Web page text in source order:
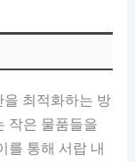
최적화하는 방
작은 물품들을
를 통해 서랍 내